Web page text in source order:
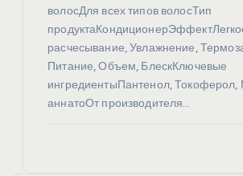
волосДля всех типов волосТип
расчесывание, Увлажнение,
Питание, Объем, БлескКлючевые
ингредиентыПантенол, Токоферол,
аннатоОт производителя…